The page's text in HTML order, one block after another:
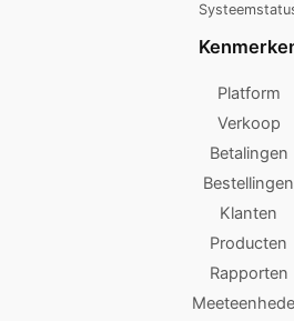
Platform
Verkoop
Betalingen
Bestellingen
Klanten
Producten
Rapporten